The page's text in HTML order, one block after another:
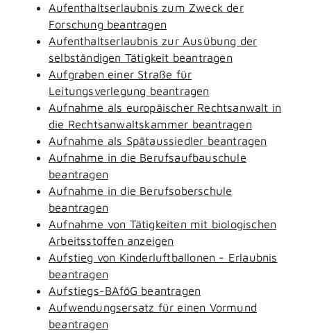
Aufenthaltserlaubnis zum Zweck der
Forschung beantragen
Aufenthaltserlaubnis zur Ausübung der
selbständigen Tätigkeit beantragen
Aufgraben einer Straße für
Leitungsverlegung beantragen
Aufnahme als europäischer Rechtsanwalt in
die Rechtsanwaltskammer beantragen
Aufnahme als Spätaussiedler beantragen
Aufnahme in die Berufsaufbauschule
beantragen
Aufnahme in die Berufsoberschule
beantragen
Aufnahme von Tätigkeiten mit biologischen
Arbeitsstoffen anzeigen
Aufstieg von Kinderluftballonen - Erlaubnis
beantragen
Aufstiegs-BAföG beantragen
Aufwendungsersatz für einen Vormund
beantragen